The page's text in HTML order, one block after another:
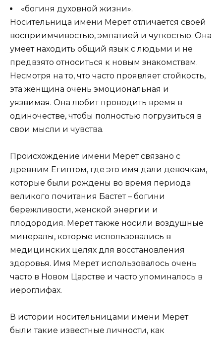
«богиня духовной жизни».
Носительница имени Мерет отличается своей
восприимчивостью, эмпатией и чуткостью. Она
умеет находить общий язык с людьми и не
предвзято относиться к новым знакомствам.
Несмотря на то, что часто проявляет стойкость,
эта женщина очень эмоциональная и
уязвимая. Она любит проводить время в
одиночестве, чтобы полностью погрузиться в
свои мысли и чувства.
Происхождение имени Мерет связано с
древним Египтом, где это имя дали девочкам,
которые были рождены во время периода
великого почитания Бастет – богини
бережливости, женской энергии и
плодородия. Мерет также носили воздушные
минералы, которые использовались в
медицинских целях для восстановления
здоровья. Имя Мерет использовалось очень
часто в Новом Царстве и часто упоминалось в
иероглифах.
В истории носительницами имени Мерет
были такие известные личности, как